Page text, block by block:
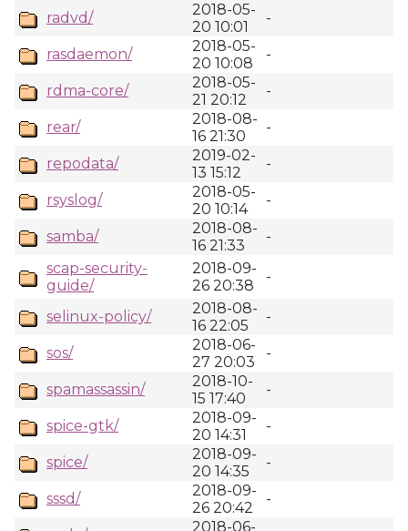
radvd/
2018-05-
20 10:01
-
rasdaemon/
2018-05-
20 10:08
-
rdma-core/
2018-05-
21 20:12
-
rear/
2018-08-
16 21:30
-
repodata/
2019-02-
13 15:12
-
rsyslog/
2018-05-
20 10:14
-
samba/
2018-08-
16 21:33
-
scap-security-
guide/
2018-09-
26 20:38
-
selinux-policy/
2018-08-
16 22:05
-
sos/
2018-06-
27 20:03
-
spamassassin/
2018-10-
15 17:40
-
spice-gtk/
2018-09-
20 14:31
-
spice/
2018-09-
20 14:35
-
sssd/
2018-09-
26 20:42
-
2018-06-